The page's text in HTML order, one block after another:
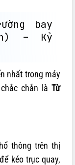
bay
– Kỷ
nhất trong máy
chắn là Từ
thông trên thị
kéo trục quay,